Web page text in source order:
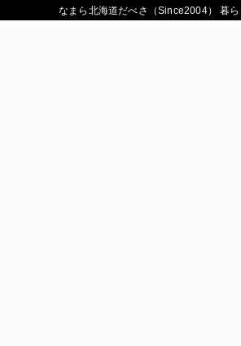
なまら北海道だべさ（Since2004） 暮